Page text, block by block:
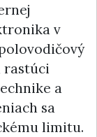
v
rastúci
a
sa
limitu.